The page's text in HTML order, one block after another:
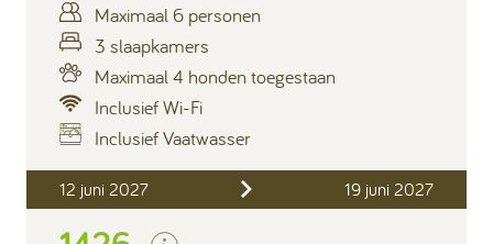
Maximaal 6 personen
3 slaapkamers
Maximaal 4 honden toegestaan
Inclusief Wi-Fi
Inclusief Vaatwasser
12 juni 2027 19 juni 2027
Inclusief
Verblijfskosten